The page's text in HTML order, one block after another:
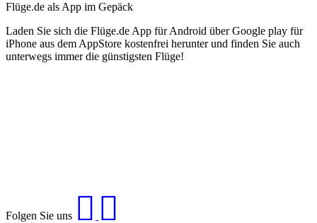
Flüge.de als App im Gepäck
Laden Sie sich die Flüge.de App für Android über Google play für
iPhone aus dem AppStore kostenfrei herunter und finden Sie auch
unterwegs immer die günstigsten Flüge!
Folgen Sie uns